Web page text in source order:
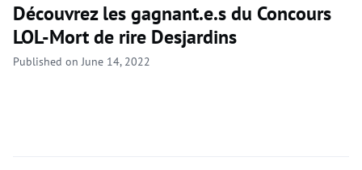
Découvrez les gagnant.e.s du Concours
LOL-Mort de rire Desjardins
Published on June 14, 2022